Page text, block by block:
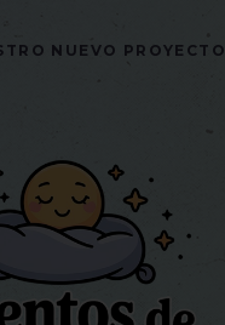
NUEVO PROYECTO